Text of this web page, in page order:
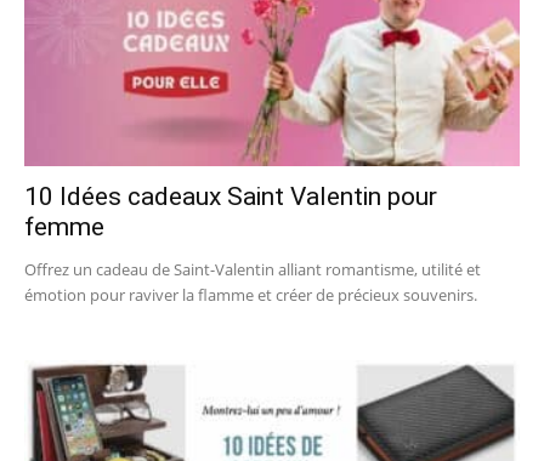
10 Idées cadeaux Saint Valentin pour
femme
Offrez un cadeau de Saint-Valentin alliant romantisme, utilité et
émotion pour raviver la flamme et créer de précieux souvenirs.